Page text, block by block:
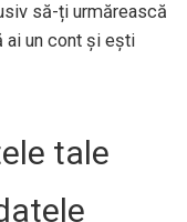
să-ți urmărească
ai un cont și ești
tale